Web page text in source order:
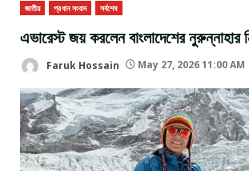
জাতীয় প্রধান সংবাদ সর্বশেষ
এভারেস্ট জয় করলেন বাংলাদেশের নুরুন্নাহার
Faruk Hossain May 27, 2026 11:00 AM